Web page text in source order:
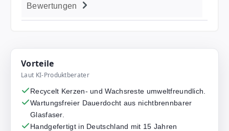
Bewertungen
Vorteile
Laut KI-Produktberater
Recycelt Kerzen- und Wachsreste umweltfreundlich.
Wartungsfreier Dauerdocht aus nichtbrennbarer
Glasfaser.
Handgefertigt in Deutschland mit 15 Jahren